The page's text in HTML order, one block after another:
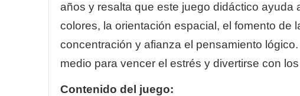
años y resalta que este juego didáctico
colores, la orientación espacial, el fomento de
concentración y afianza el pensamiento
medio para vencer el estrés y divertirse con
Contenido del juego: